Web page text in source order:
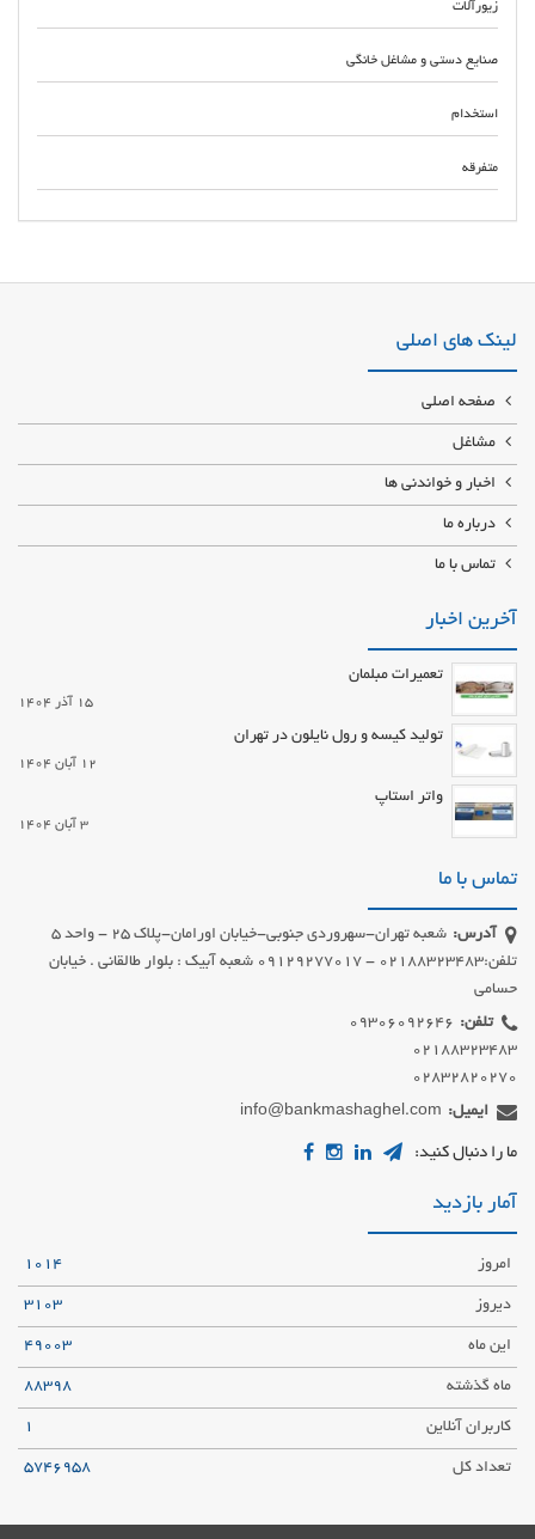
زیورآلات
صنایع دستی و مشاغل خانگی
استخدام
متفرقه
نویسی با بهترین قیمت طراح سایت شرکتی در کمترین زمان و به صورت حرفه ای
لینک های اصلی
صفحه اصلی
مشاغل
اخبار و خواندنی ها
درباره ما
تماس با ما
آخرین اخبار
تعمیرات مبلمان
15 آذر 1404
تولید کیسه و رول نایلون در تهران
12 آبان 1404
واتر استاپ
3 آبان 1404
تماس با ما
آدرس:
شعبه تهران-سهروردی جنوبی-خیابان اورامان-پلاک 25 - واحد 5
تلفن:02188323483 - 09129277017 شعبه آبیک : بلوار طالقانی . خیابان
حسامی
تلفن:
02832820270
ایمیل: info@bankmashaghel.com
ما را دنبال کنید:
آمار بازدید
امروز 1014
دیروز 3103
این ماه 49003
ماه گذشته 88398
کاربران آنلاین 1
تعداد کل 5746958